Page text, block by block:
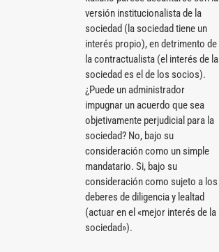
versión institucionalista de la
sociedad (la sociedad tiene un
interés propio), en detrimento de
la contractualista (el interés de la
sociedad es el de los socios).
¿Puede un administrador
impugnar un acuerdo que sea
objetivamente perjudicial para la
sociedad? No, bajo su
consideración como un simple
mandatario. Si, bajo su
consideración como sujeto a los
deberes de diligencia y lealtad
(actuar en el «mejor interés de la
sociedad»).